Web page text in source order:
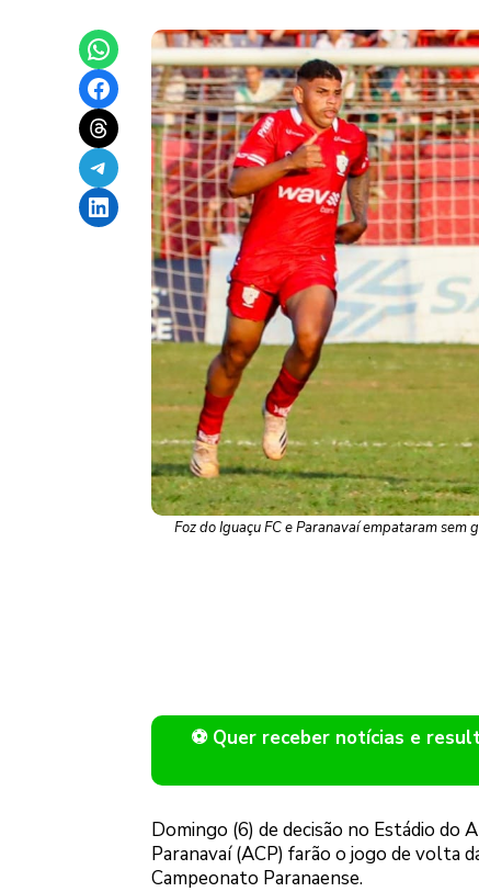
Share on WhatsApp
Share on Facebook
Share on Threads
Share on Telegram
Share on LinkedIn
Foz do Iguaçu FC e Paranavaí empataram sem
⚽ Quer receber notícias e
Domingo (6) de decisão no Estádio do
Paranavaí (ACP) farão o jogo de volta
Campeonato Paranaense.